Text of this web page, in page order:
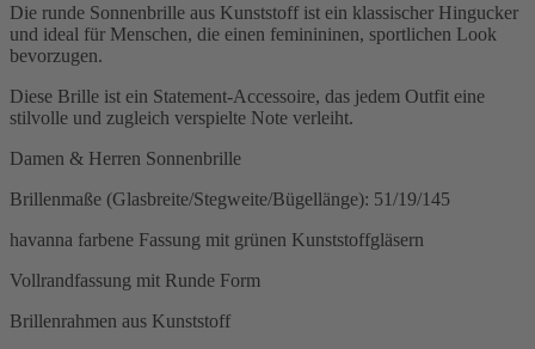
Die runde Sonnenbrille aus Kunststoff ist ein klassischer Hingucker
und ideal für Menschen, die einen feminininen, sportlichen Look
bevorzugen.
Diese Brille ist ein Statement-Accessoire, das jedem Outfit eine
stilvolle und zugleich verspielte Note verleiht.
Damen & Herren Sonnenbrille
Brillenmaße (Glasbreite/Stegweite/Bügellänge): 51/19/145
havanna farbene Fassung mit grünen Kunststoffgläsern
Vollrandfassung mit Runde Form
Brillenrahmen aus Kunststoff